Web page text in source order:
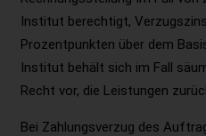
Institut berechtigt,
Prozentpunkten über dem
Institut behält sich im Fall
Recht vor, die Leistungen
Bei Zahlungsverzug des